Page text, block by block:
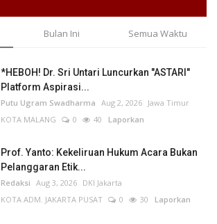
Bulan Ini Semua Waktu
*HEBOH! Dr. Sri Untari Luncurkan "ASTARI"
Platform Aspirasi...
Putu Ugram Swadharma Aug 2, 2026 Jawa Timur
KOTA MALANG
0 40 Laporkan
Prof. Yanto: Kekeliruan Hukum Acara Bukan
Pelanggaran Etik...
Redaksi Aug 3, 2026 DKI Jakarta
KOTA ADM. JAKARTA PUSAT
0 30 Laporkan